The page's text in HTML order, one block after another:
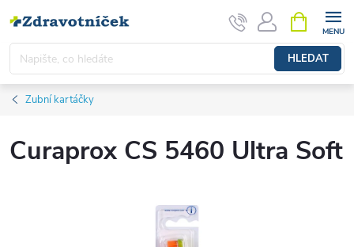
HLEDAT
Zubní kartáčky
Curaprox CS 5460 Ultra Soft